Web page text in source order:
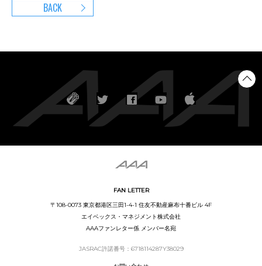
BACK
FAN LETTER
〒108-0073 東京都港区三田1-4-1 住友不動産麻布十番ビル 4F
エイベックス・マネジメント株式会社
AAAファンレター係 メンバー名宛
JASRAC許諾番号：6718114287Y38029